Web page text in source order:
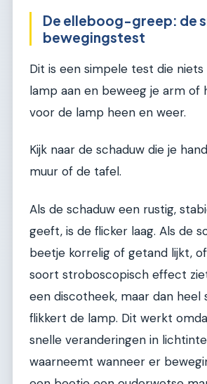
De elleboog-greep: de
bewegingstest
Dit is een simpele test die
lamp aan en beweeg je arm of
voor de lamp heen en weer.
Kijk naar de schaduw die je
muur of de tafel.
Als de schaduw een rustig,
geeft, is de flicker laag. Als de
beetje korrelig of getand lijkt,
soort stroboscopisch effect
een discotheek, maar dan heel
flikkert de lamp. Dit werkt
snelle veranderingen in
waarneemt wanneer er